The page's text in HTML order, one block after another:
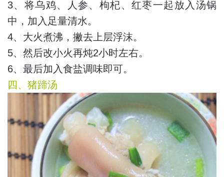
3、将乌鸡、人参、枸杞、红枣一起放入汤锅
中，加入足量清水。
4、大火煮沸，撇去上层浮沫。
5、然后改小火再炖2小时左右。
6、最后加入食盐调味即可。
四、猪蹄汤